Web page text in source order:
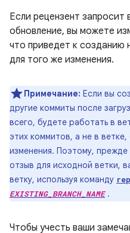
Если рецензент запросит
обновление, вы можете
что приведет к созданию
для того же изменения.
Примечание: Если вы
другие коммиты после
всего, будете работать в
этих коммитов, а не в
изменения. Поэтому,
отзыв для исходной ветки,
ветку, используя команду
EXISTING_BRANCH_NAME.
Чтобы учесть ваши